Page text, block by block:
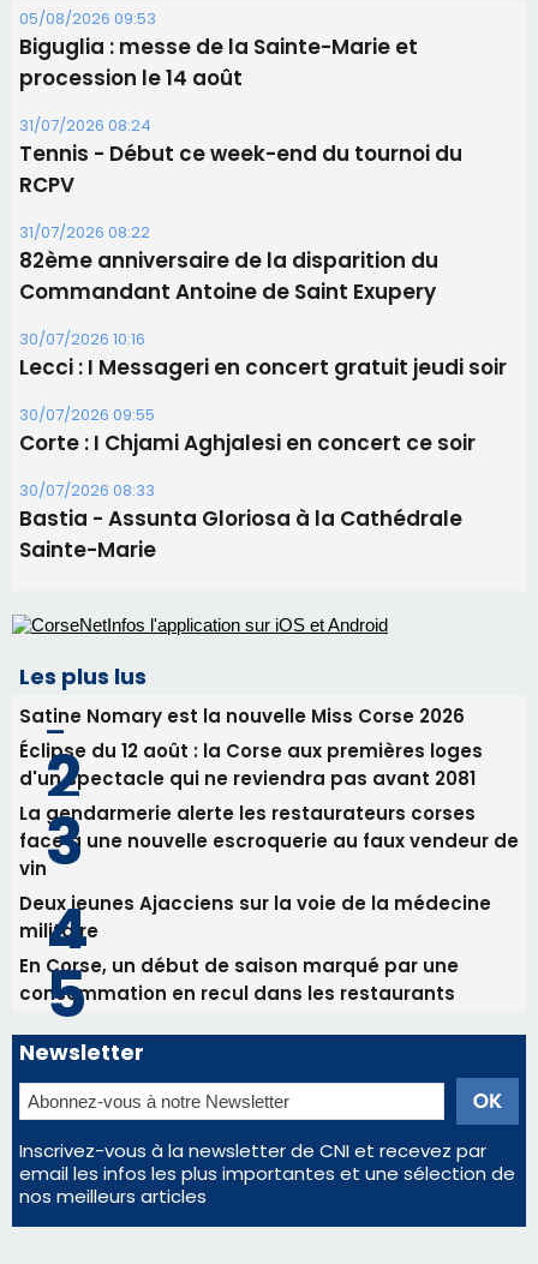
31/07/2026 08:22
82ème anniversaire de la disparition du
Commandant Antoine de Saint Exupery
30/07/2026 10:16
Lecci : I Messageri en concert gratuit jeudi soir
30/07/2026 09:55
Corte : I Chjami Aghjalesi en concert ce soir
30/07/2026 08:33
Bastia - Assunta Gloriosa à la Cathédrale
Sainte-Marie
Les plus lus
Satine Nomary est la nouvelle Miss Corse 2026
Éclipse du 12 août : la Corse aux premières loges
d'un spectacle qui ne reviendra pas avant 2081
face à une nouvelle escroquerie au faux vendeur de
Deux jeunes Ajacciens sur la voie de la médecine
militaire
En Corse, un début de saison marqué par une
consommation en recul dans les restaurants
Newsletter
Inscrivez-vous à la newsletter de CNI et recevez par
email les infos les plus importantes et une sélection de
nos meilleurs articles
Régie publicitaire
Mentions légales
Nous contacter